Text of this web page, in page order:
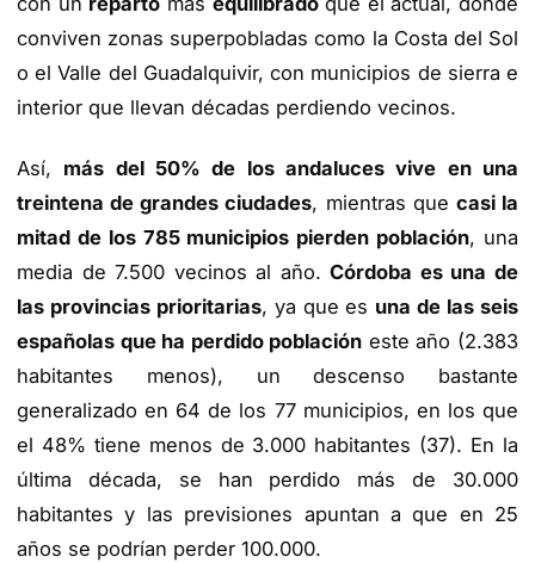
conviven zonas superpobladas como la Costa del Sol
o el Valle del Guadalquivir, con municipios de sierra e
interior que llevan décadas perdiendo vecinos.
Así, más del 50% de los andaluces vive en una
treintena de grandes ciudades, mientras que casi la
mitad de los 785 municipios pierden población, una
media de 7.500 vecinos al año.Córdoba es una de
las provincias prioritarias, ya que es una de las seis
españolas que ha perdido población este año (2.383
habitantes menos), un descenso bastante
generalizado en 64 de los 77 municipios, en los que
el 48% tiene menos de 3.000 habitantes (37). En la
última década, se han perdido más de 30.000
habitantes y las previsiones apuntan a que en 25
años se podrían perder 100.000.